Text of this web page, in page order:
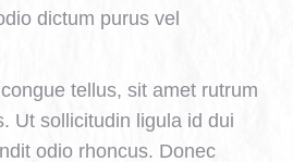
dictum purus vel
tellus, sit amet rutrum
Ut sollicitudin ligula id dui
odio rhoncus. Donec